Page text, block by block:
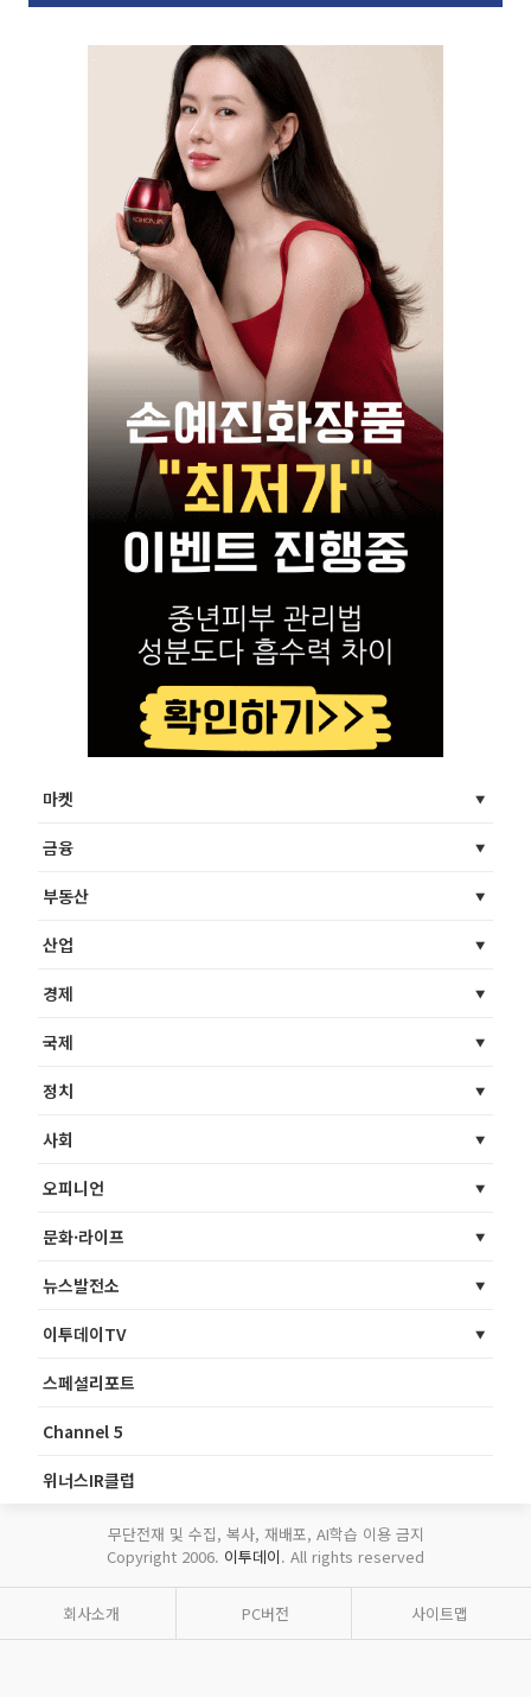
마켓
금융
부동산
산업
경제
국제
정치
사회
오피니언
문화·라이프
뉴스발전소
이투데이TV
스페셜리포트
Channel 5
위너스IR클럽
무단전재 및 수집, 복사, 재배포, AI학습 이용 금지
Copyright 2006. 이투데이. All rights reserved
회사소개 PC버전 사이트맵